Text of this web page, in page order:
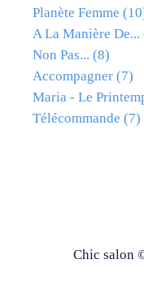
Planète Femme
A La Manière De...
Non Pas... (8)
Accompagner (7)
Maria - Le
Télécommande (7)
Chic salon